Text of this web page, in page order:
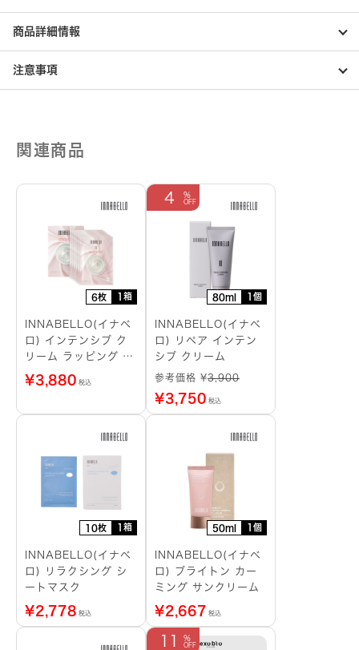
商品詳細情報
注意事項
関連商品
6枚 1箱
INNABELLO(イナベ
ロ) インテンシブ ク
リーム ラッピング シ
ートマスク
¥3,880 税込
80ml 1個
4
INNABELLO(イナベ
ロ) リペア インテン
シブ クリーム
参考価格 ¥3,900
¥3,750 税込
10枚 1箱
INNABELLO(イナベ
ロ) リラクシング シ
ートマスク
¥2,778 税込
50ml 1個
INNABELLO(イナベ
ロ) ブライトン カー
ミング サンクリーム
¥2,667 税込
11